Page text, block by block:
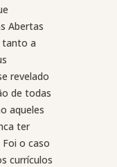
Abertas
tanto a
revelado
de todas
aqueles
ter
o caso
currículos